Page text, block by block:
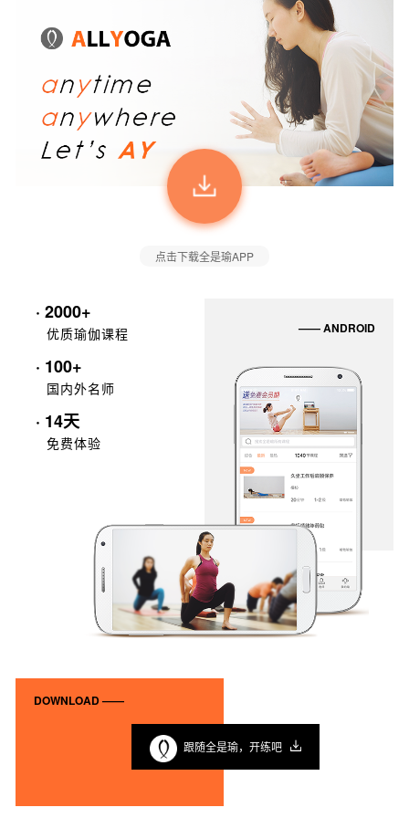
点击下载全是瑜APP
· 2000+
优质瑜伽课程
· 100+
国内外名师
· 14天
免费体验
—— ANDROID
DOWNLOAD ——
跟随全是瑜，开练吧